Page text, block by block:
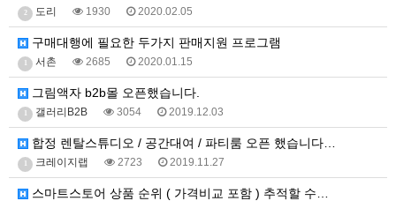
2 도리 1930 2020.02.05
구매대행에 필요한 두가지 판매지원 프로그램
서촌 2685 2020.01.15
그림액자 b2b몰 오픈했습니다.
갤러리B2B 3054 2019.12.03
합정 렌탈스튜디오 / 공간대여 / 파티룸 오픈 했습니다…
크레이지랩 2723 2019.11.27
스마트스토어 상품 순위 ( 가격비교 포함 ) 추적할 수…